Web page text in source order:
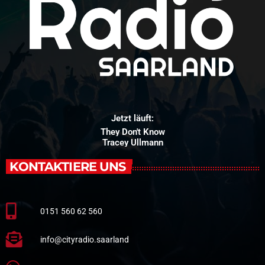
Jetzt läuft:
They Don't Know
Tracey Ullmann
KONTAKTIERE UNS
0151 560 62 560
info@cityradio.saarland